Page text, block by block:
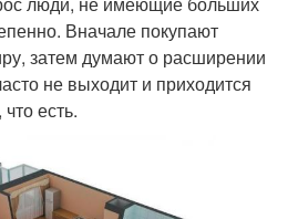
Вначале покупают
затем думают о расширении
не выходит и приходится
есть.